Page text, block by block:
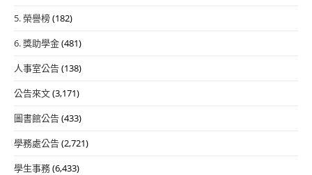
5. 榮譽榜(182)
6. 獎助學金(481)
人事室公告(138)
公告來文(3,171)
圖書館公告(433)
學務處公告(2,721)
學生事務(6,433)